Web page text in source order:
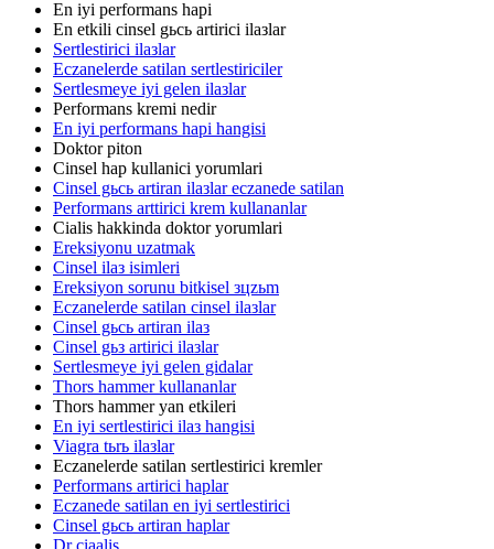
En iyi performans hapi
En etkili cinsel gьcь artirici ilaзlar
Sertlestirici ilaзlar
Eczanelerde satilan sertlestiriciler
Sertlesmeye iyi gelen ilaзlar
Performans kremi nedir
En iyi performans hapi hangisi
Doktor piton
Cinsel hap kullanici yorumlari
Cinsel gьcь artiran ilaзlar eczanede satilan
Performans arttirici krem kullananlar
Cialis hakkinda doktor yorumlari
Ereksiyonu uzatmak
Cinsel ilaз isimleri
Ereksiyon sorunu bitkisel зцzьm
Eczanelerde satilan cinsel ilaзlar
Cinsel gьcь artiran ilaз
Cinsel gьз artirici ilaзlar
Sertlesmeye iyi gelen gidalar
Thors hammer kullananlar
Thors hammer yan etkileri
En iyi sertlestirici ilaз hangisi
Viagra tьrь ilaзlar
Eczanelerde satilan sertlestirici kremler
Performans artirici haplar
Eczanede satilan en iyi sertlestirici
Cinsel gьcь artiran haplar
Dr ciaalis